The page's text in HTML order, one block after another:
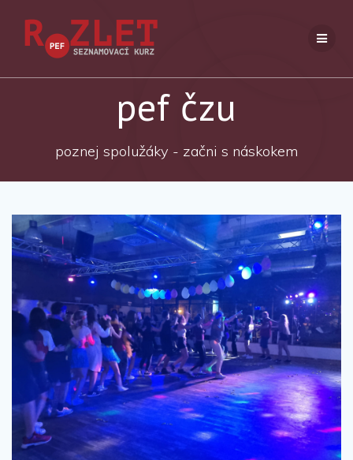
pef čzu
poznej spolužáky - začni s náskokem